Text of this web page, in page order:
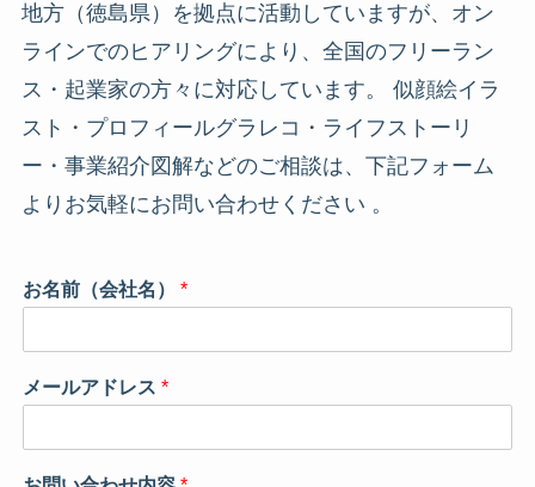
地方（徳島県）を拠点に活動していますが、オン
ラインでのヒアリングにより、全国のフリーラン
ス・起業家の方々に対応しています。 似顔絵イラ
スト・プロフィールグラレコ・ライフストーリ
ー・事業紹介図解などのご相談は、下記フォーム
よりお気軽にお問い合わせください 。
メ
ー
ア
レ
*
お名前（会社名） *
メールアドレス *